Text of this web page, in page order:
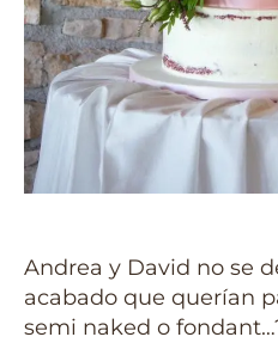
Andrea y David no se
acabado que querían
semi naked o